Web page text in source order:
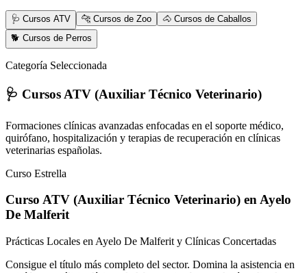
🩺 Cursos ATV 🐆 Cursos de Zoo
🐴 Cursos de Caballos
🐕 Cursos de Perros
Categoría Seleccionada
🩺 Cursos ATV (Auxiliar Técnico Veterinario)
Formaciones clínicas avanzadas enfocadas en el soporte médico,
quirófano, hospitalización y terapias de recuperación en clínicas
veterinarias españolas.
Curso Estrella
Curso ATV (Auxiliar Técnico Veterinario) en Ayelo
De Malferit
Prácticas Locales en Ayelo De Malferit y Clínicas Concertadas
Consigue el título más completo del sector. Domina la asistencia en